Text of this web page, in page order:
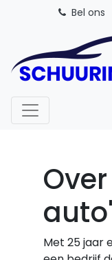
Bel ons
Met 25 jaar